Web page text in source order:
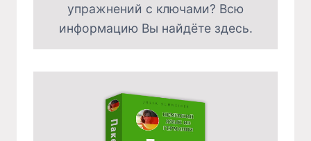
упражнений с ключами? Всю
информацию Вы найдёте здесь.